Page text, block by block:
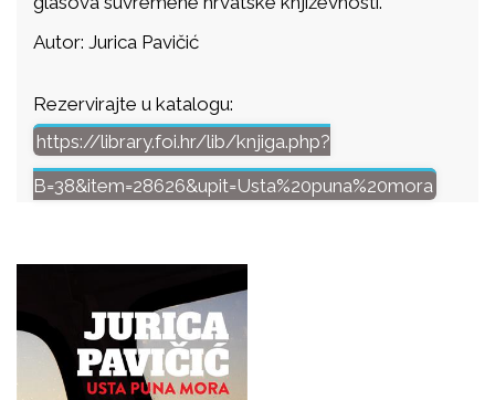
Autor: Jurica Pavičić
Rezervirajte u katalogu:
https://library.foi.hr/lib/knjiga.php?
B=38&item=28626&upit=Usta%20puna%20mora